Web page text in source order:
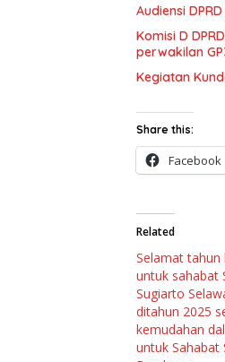
Audiensi
Komisi D
perwakilan
Kegiatan
Share this:
Facebook
Related
Selamat tahun
untuk sahabat
Sugiarto
ditahun 2025
kemudahan
untuk Sahabat